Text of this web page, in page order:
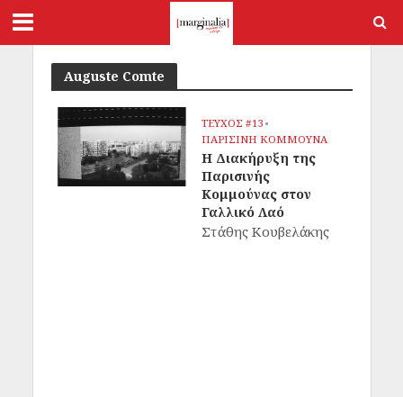
Auguste Comte
ΤΕΥΧΟΣ #13 •
ΠΑΡΙΣΙΝΗ ΚΟΜΜΟΥΝΑ
Η Διακήρυξη της
Παρισινής
Κομμούνας στον
Γαλλικό Λαό
Στάθης Κουβελάκης